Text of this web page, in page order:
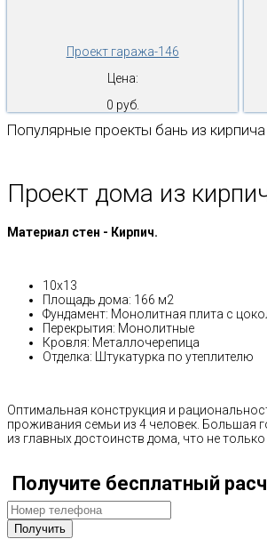
Проект гаража-146
Цена:
0 руб.
Популярные проекты бань из кирпича
Проект дома из
Материал стен - Кирпич.
10х13
Площадь дома: 166 м2
Фундамент: Монолитная плита с
Перекрытия: Монолитные
Кровля: Металлочерепица
Отделка: Штукатурка по утеплителю
Оптимальная конструкция и
проживания семьи из 4 человек. Большая
из главных достоинств дома, что не
Получите бесплатный